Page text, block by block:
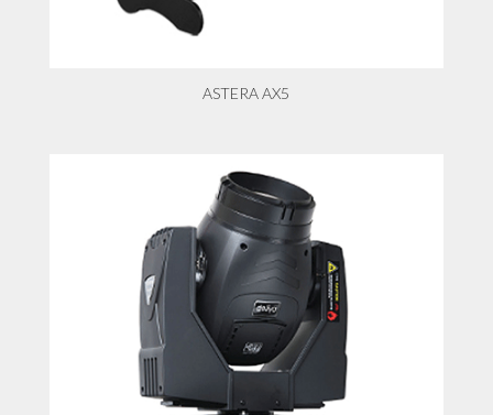
ASTERA AX5